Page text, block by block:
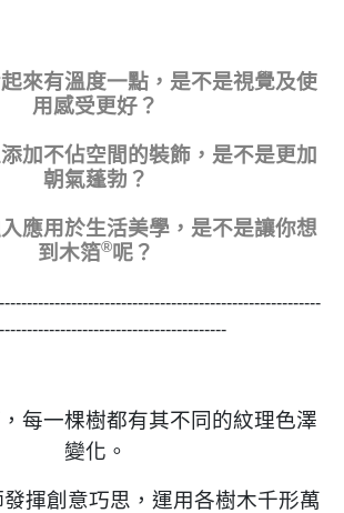
來有溫度一點，是不是視覺及使
用感受更好？
加不佔空間的裝飾，是不是更加
朝氣蓬勃？
應用於生活美學，是不是讓你想
到木箔®呢？
每一棵樹都有其不同的紋理色澤
變化。
發揮創意巧思，運用各樹木千形萬